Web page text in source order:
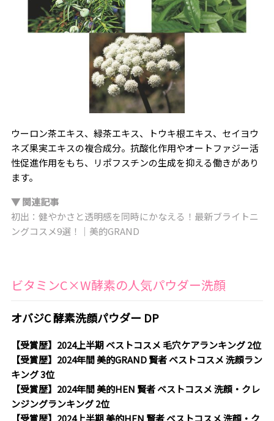
ウーロン茶エキス、緑茶エキス、トウキ根エキス、セイヨウ
ネズ果実エキスの複合成分。抗酸化作用やオートファジー活
性促進作用をもち、リポフスチンの生成を抑える働きがあり
ます。
▼ 関連記事
初出：健やかさと透明感を同時にかなえる！最新ブライトニ
ングコスメ9選！｜美的GRAND
ビタミンC×W酵素の人気パウダー洗顔
オバジC 酵素洗顔パウダー DP
【受賞歴】2024上半期 ベストコスメ 毛穴ケアランキング 2位
【受賞歴】2024年間 美的GRAND 賢者 ベストコスメ 洗顔ラン
キング 3位
【受賞歴】2024年間 美的HEN 賢者 ベストコスメ 洗顔・クレ
ンジングランキング 2位
【受賞歴】2024上半期 美的HEN 賢者 ベストコスメ 洗顔・ク